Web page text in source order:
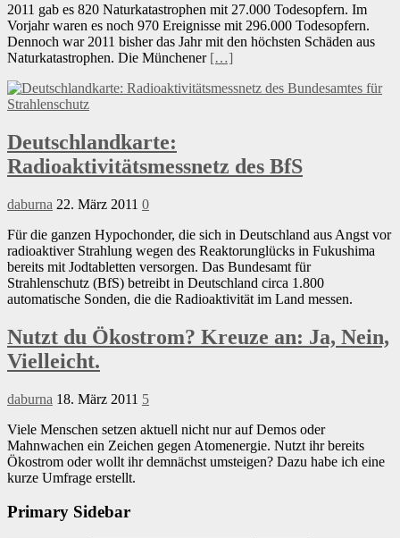
2011 gab es 820 Naturkatastrophen mit 27.000 Todesopfern. Im
Vorjahr waren es noch 970 Ereignisse mit 296.000 Todesopfern.
Dennoch war 2011 bisher das Jahr mit den höchsten Schäden aus
Naturkatastrophen. Die Münchener […]
Deutschlandkarte:
Radioaktivitätsmessnetz des BfS
daburna 22. März 2011 0
Für die ganzen Hypochonder, die sich in Deutschland aus Angst vor
radioaktiver Strahlung wegen des Reaktorunglücks in Fukushima
bereits mit Jodtabletten versorgen. Das Bundesamt für
Strahlenschutz (BfS) betreibt in Deutschland circa 1.800
automatische Sonden, die die Radioaktivität im Land messen.
Nutzt du Ökostrom? Kreuze an: Ja, Nein,
Vielleicht.
daburna 18. März 2011 5
Viele Menschen setzen aktuell nicht nur auf Demos oder
Mahnwachen ein Zeichen gegen Atomenergie. Nutzt ihr bereits
Ökostrom oder wollt ihr demnächst umsteigen? Dazu habe ich eine
kurze Umfrage erstellt.
Primary Sidebar